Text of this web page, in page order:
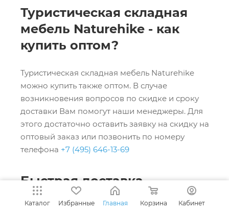
Туристическая складная
мебель Naturehike - как
купить оптом?
Туристическая складная мебель Naturehike
можно купить также оптом. В случае
возникновения вопросов по скидке и сроку
доставки Вам помогут наши менеджеры. Для
этого достаточно оставить заявку на скидку на
оптовый заказ или позвонить по номеру
телефона +7 (495) 646-13-69
Быстрая доставка
Доставка при заказе от 5000 рублей - бесплатна!
Каталог Избранные Главная Корзина Кабинет